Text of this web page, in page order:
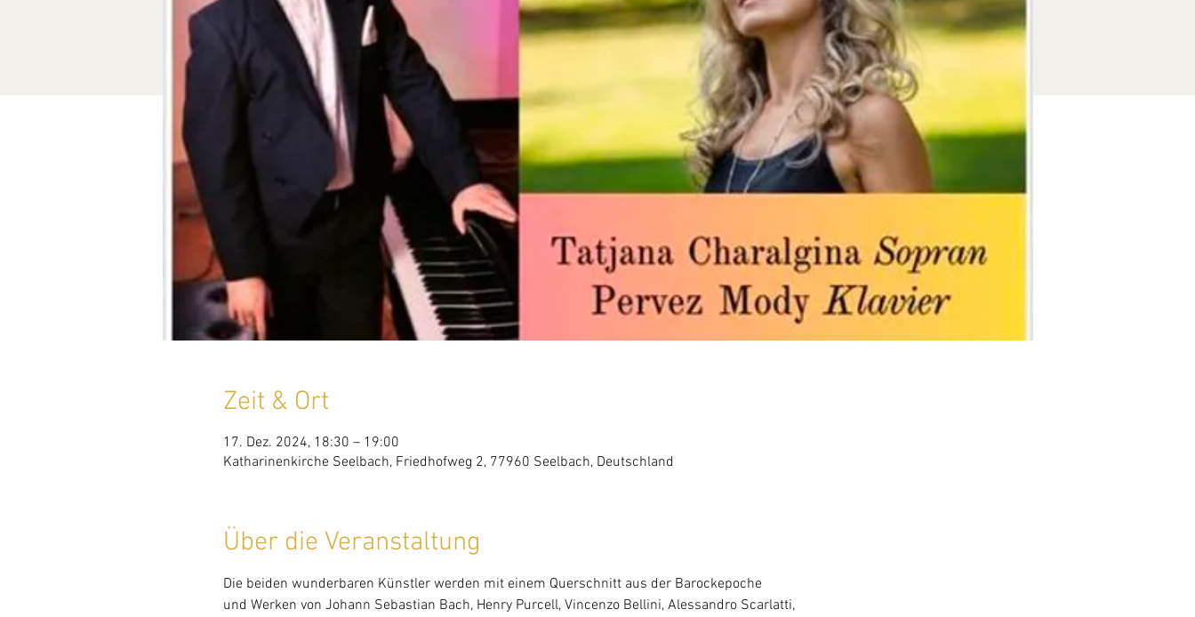
Zeit & Ort
17. Dez. 2024, 18:30 – 19:00
Katharinenkirche Seelbach, Friedhofweg 2, 77960 Seelbach, Deutschland
Über die Veranstaltung
Die beiden wunderbaren Künstler werden mit einem Querschnitt aus der Barockepoche
und Werken von Johann Sebastian Bach, Henry Purcell, Vincenzo Bellini, Alessandro Scarlatti,